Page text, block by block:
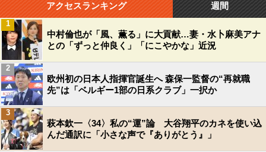
アクセスランキング 週間
中村倫也が「風、薫る」に大貢献…妻・水卜麻美アナ
との「ずっと仲良く」「にこやかな」近況
1
欧州初の日本人指揮官誕生へ 森保一監督の“再就職
先”は「ベルギー1部の日系クラブ」一択か
2
萩本欽一〈34〉私の“運”論 大谷翔平のカネを使い込
んだ通訳に「小さな声で『ありがとう』」
3